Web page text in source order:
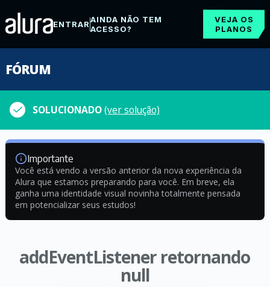
ENTRARAINDA NÃO TEM
ACESSO?
VEJA OS
PLANOS
FÓRUM
SOLUCIONADO(ver solução)
Importante
Você está vendo a versão anterior da nova experiência da
Alura que estamos preparando para você. Em breve, ela
ganha uma identidade visual novinha totalmente pensada
em potencializar seus estudos!
addEventListener retornando
null